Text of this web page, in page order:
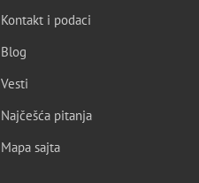
Kontakt i podaci
Blog
Vesti
Najčešća pitanja
Mapa sajta